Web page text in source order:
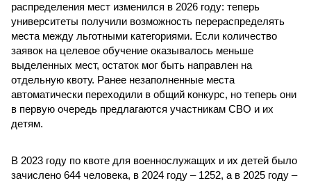
распределения мест изменился в 2026 году: теперь
университеты получили возможность перераспределять
места между льготными категориями. Если количество
заявок на целевое обучение оказывалось меньше
выделенных мест, остаток мог быть направлен на
отдельную квоту. Ранее незаполненные места
автоматически переходили в общий конкурс, но теперь они
в первую очередь предлагаются участникам СВО и их
детям.
В 2023 году по квоте для военнослужащих и их детей было
зачислено 644 человека, в 2024 году – 1252, а в 2025 году –